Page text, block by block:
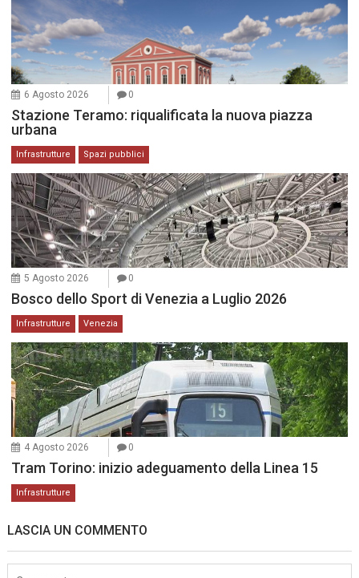
6 Agosto 2026 0
Stazione Teramo: riqualificata la nuova piazza
urbana
Infrastrutture Spazi pubblici
5 Agosto 2026 0
Bosco dello Sport di Venezia a Luglio 2026
Infrastrutture Venezia
4 Agosto 2026 0
Tram Torino: inizio adeguamento della Linea 15
Infrastrutture
LASCIA UN COMMENTO